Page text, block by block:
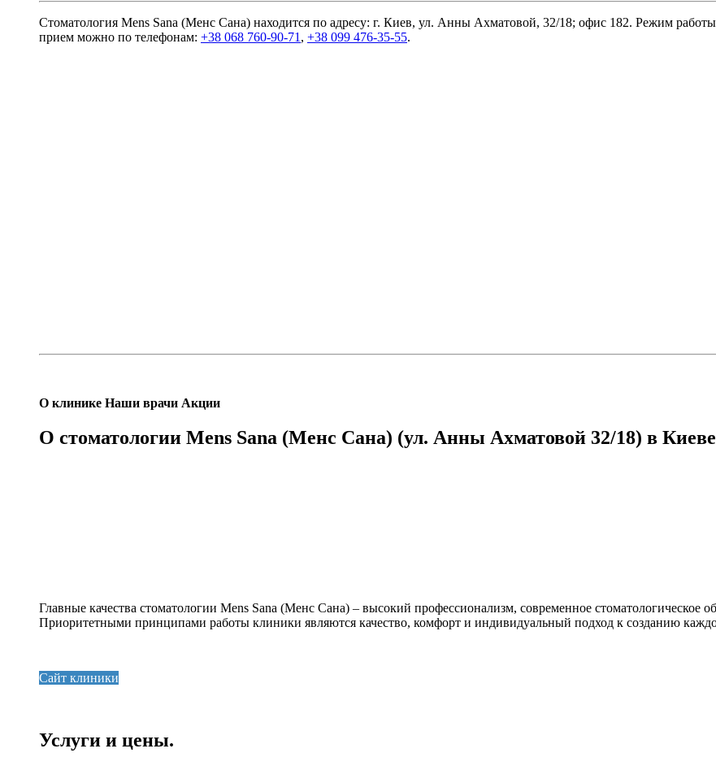
Стоматология Mens Sana (Менс Сана) находится по адресу: г. Киев, ул. Анны Ахматовой, 32/18; офис 182. Режим
прием можно по телефонам: +38 068 760-90-71 , +38 099 476-35-55.
О клинике Наши врачи Акции
О стоматологии Mens Sana (Менс Сана) (ул. Анны Ахматовой 32/18) в
Главные качества стоматологии Mens Sana (Менс Сана) – высокий профессионализм, современное стоматологическое
Приоритетными принципами работы клиники являются качество, комфорт и индивидуальный подход к созданию
Сайт клиники
Услуги и цены.